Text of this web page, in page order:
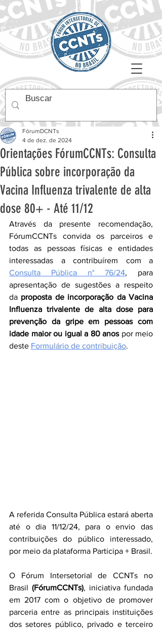
Orientações FórumCCNTs: Consulta
Pública sobre incorporação da
Vacina Influenza trivalente de alta
dose 80+ - Até 11/12
FórumDCNTs
4 de dez. de 2024
Através da presente recomendação,
FórumCCNTs convida os parceiros e
todas as pessoas físicas e entidades
Consulta Pública n° 76/24, para
apresentação de sugestões a respeito
da proposta de incorporação da Vacina
Influenza trivalente de alta dose para
prevenção da gripe em pessoas com
idade maior ou igual a 80 anos por meio
deste Formulário de contribuição.
A referida Consulta Pública estará aberta
até o dia 11/12/24, para o envio das
contribuições do público interessado,
por meio da plataforma Participa + Brasil.
O Fórum Intersetorial de CCNTs no
Brasil (FórumCCNTs), iniciativa fundada
em 2017 com o objetivo de promover
parceria entre as principais instituições
dos setores público, privado e terceiro